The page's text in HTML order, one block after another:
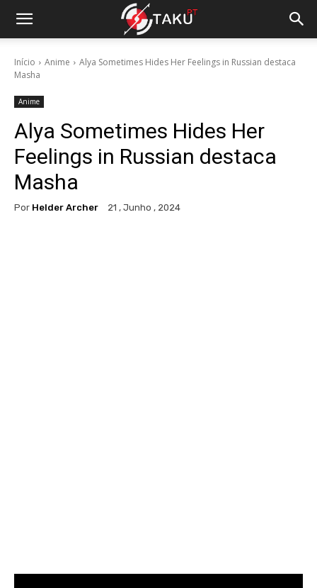
Início Anime
Alya Sometimes Hides Her Feelings in Russian destaca
Masha
Anime
Alya Sometimes Hides Her
Feelings in Russian destaca
Masha
Por Helder Archer 21 , Junho , 2024